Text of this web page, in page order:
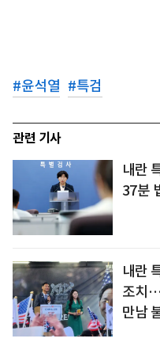
#윤석열 #특검
관련 기사
내란
37분
내란
조치
만남